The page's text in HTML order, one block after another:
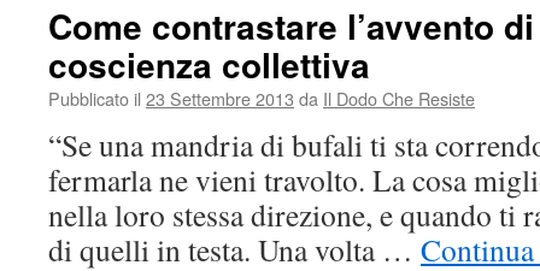
il
perché
le
cose
andate
così
Come contrastare l’avvento
coscienza collettiva
Pubblicato il 23 Settembre 2013 da Il Dodo Che Resiste
“Se una mandria di bufali ti sta
fermarla ne vieni travolto. La cosa
nella loro stessa direzione, e quando ti
di quelli in testa. Una volta … Continua